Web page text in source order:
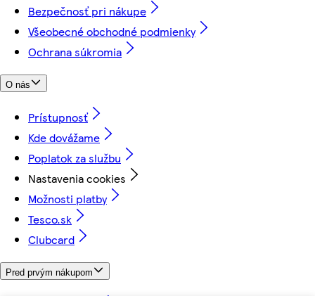
Bezpečnosť pri nákupe
Všeobecné obchodné podmienky
Ochrana súkromia
O nás
Prístupnosť
Kde dovážame
Poplatok za službu
Nastavenia cookies
Možnosti platby
Tesco.sk
Clubcard
Pred prvým nákupom